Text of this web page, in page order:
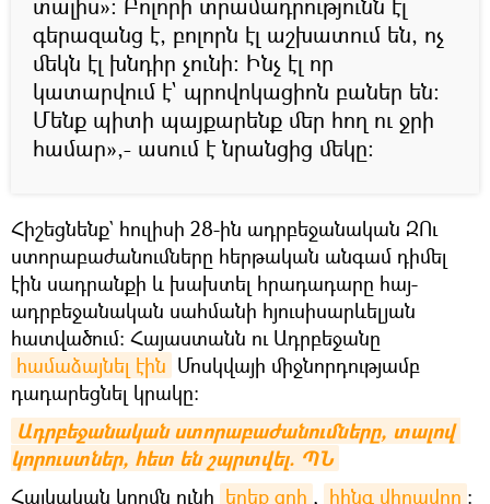
տալիս»։ Բոլորի տրամադրությունն էլ
գերազանց է, բոլորն էլ աշխատում են, ոչ
մեկն էլ խնդիր չունի։ Ինչ էլ որ
կատարվում է` պրովոկացիոն բաներ են։
Մենք պիտի պայքարենք մեր հող ու ջրի
համար»,- ասում է նրանցից մեկը։
Հիշեցնենք` հուլիսի 28-ին ադրբեջանական ԶՈւ
ստորաբաժանումները հերթական անգամ դիմել
էին սադրանքի և խախտել հրադադարը հայ-
ադրբեջանական սահմանի հյուսիսարևելյան
հատվածում: Հայաստանն ու Ադրբեջանը
համաձայնել էին Մոսկվայի միջնորդությամբ
դադարեցնել կրակը։
Ադրբեջանական ստորաբաժանումները, տալով
կորուստներ, հետ են շպրտվել. ՊՆ
Հայկական կողմն ունի երեք զոհ , հինգ վիրավոր ։